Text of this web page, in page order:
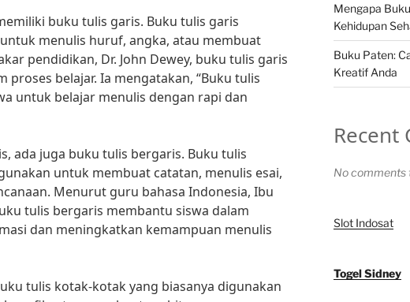
buku tulis garis. Buku tulis garis
menulis huruf, angka, atau membuat
pendidikan, Dr. John Dewey, buku tulis garis
proses belajar. Ia mengatakan, “Buku tulis
untuk belajar menulis dengan rapi dan
ada juga buku tulis bergaris. Buku tulis
untuk membuat catatan, menulis esai,
Menurut guru bahasa Indonesia, Ibu
tulis bergaris membantu siswa dalam
dan meningkatkan kemampuan menulis
tulis kotak-kotak yang biasanya digunakan
Mengapa
Kehidupan
Buku Paten:
Kreatif Anda
Recent
No comments
Slot Indosat
Togel Sidney